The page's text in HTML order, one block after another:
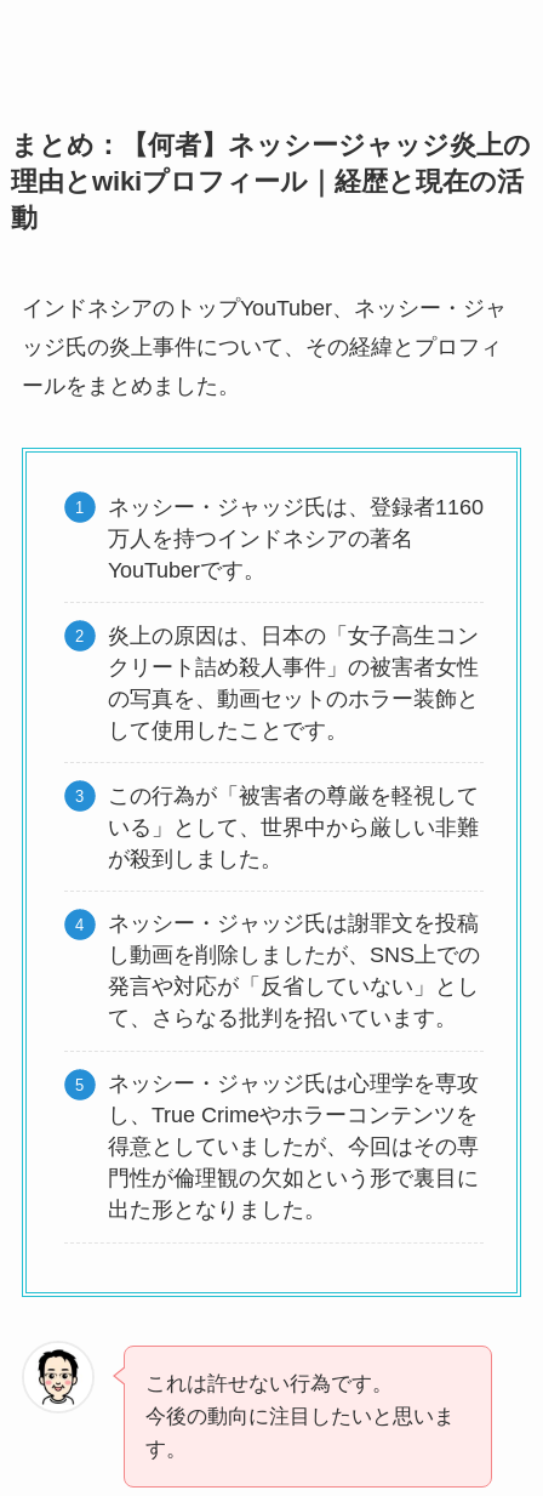
まとめ：【何者】ネッシージャッジ炎上の
理由とwikiプロフィール｜経歴と現在の活
動
インドネシアのトップYouTuber、ネッシー・ジャ
ッジ氏の炎上事件について、その経緯とプロフィ
ールをまとめました。
ネッシー・ジャッジ氏は、登録者1160
万人を持つインドネシアの著名
YouTuberです。
炎上の原因は、日本の「女子高生コン
クリート詰め殺人事件」の被害者女性
の写真を、動画セットのホラー装飾と
して使用したことです。
この行為が「被害者の尊厳を軽視して
いる」として、世界中から厳しい非難
が殺到しました。
ネッシー・ジャッジ氏は謝罪文を投稿
し動画を削除しましたが、SNS上での
発言や対応が「反省していない」とし
て、さらなる批判を招いています。
ネッシー・ジャッジ氏は心理学を専攻
し、True Crimeやホラーコンテンツを
得意としていましたが、今回はその専
門性が倫理観の欠如という形で裏目に
出た形となりました。
これは許せない行為です。
今後の動向に注目したいと思いま
す。